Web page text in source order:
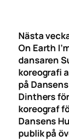
Nästa
On Earth
dansaren
koreografi
på
Dinthers
koreograf
Dansens
publik på